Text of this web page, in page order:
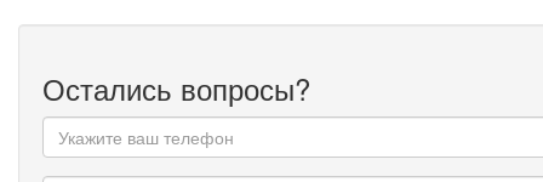
Остались вопросы?